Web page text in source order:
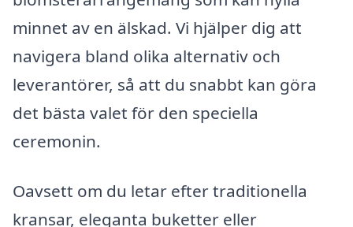
minnet av en älskad. Vi hjälper dig att
navigera bland olika alternativ och
leverantörer, så att du snabbt kan göra
det bästa valet för den speciella
ceremonin.
Oavsett om du letar efter traditionella
kransar, eleganta buketter eller